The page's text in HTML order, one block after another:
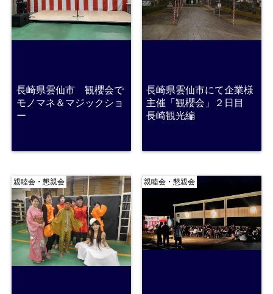
長崎県雲仙市 観櫻会で
モノマネ＆マジックショ
ー
長崎県雲仙市にて企業様
主催「観櫻会」２日目
長崎観光編
親睦会・懇親会 親睦会・懇親会